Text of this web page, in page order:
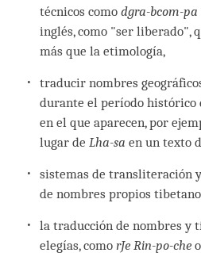
técnicos comodgra-bcom-pa
inglés, como "ser liberado",
más que la etimología,
traducir nombres
durante el período histórico
en el que aparecen, por
lugar de Lha-sa en un texto
sistemas de transliteración
de nombres propios
la traducción de nombres y
elegías, comorJe Rin-po-che o